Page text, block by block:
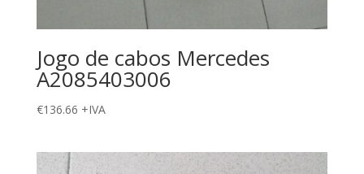
Jogo de cabos Mercedes
A2085403006
€136.66 +IVA